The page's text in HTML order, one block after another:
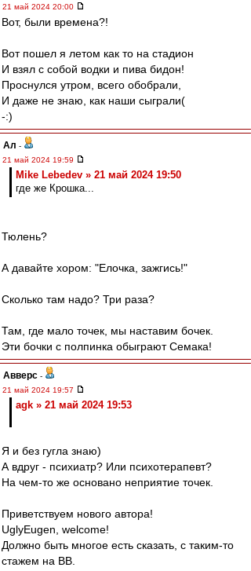
21 май 2024 20:00
Вот, были времена?!
Вот пошел я летом как то на стадион
И взял с собой водки и пива бидон!
Проснулся утром, всего обобрали,
И даже не знаю, как наши сыграли(
-:)
Ал -
21 май 2024 19:59
Mike Lebedev » 21 май 2024 19:50
где же Крошка...
Тюлень?
А давайте хором: "Елочка, зажгись!"
Сколько там надо? Три раза?
Там, где мало точек, мы наставим бочек.
Эти бочки с полпинка обыграют Семака!
Авверс -
21 май 2024 19:57
agk » 21 май 2024 19:53
Я и без гугла знаю)
А вдруг - психиатр? Или психотерапевт?
На чем-то же основано неприятие точек.
Приветствуем нового автора!
UglyEugen, welcome!
Должно быть многое есть сказать, с таким-то
стажем на ВВ.